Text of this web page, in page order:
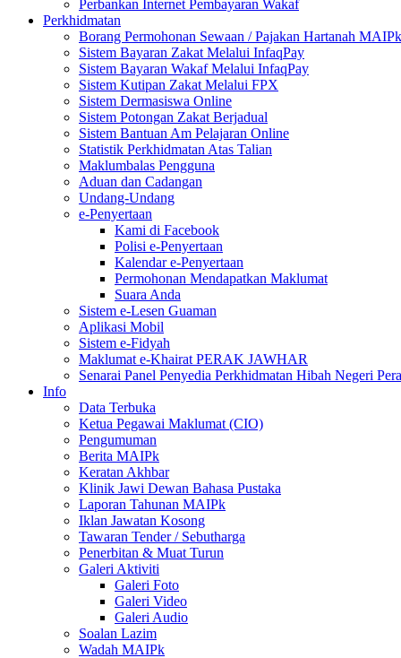
Perbankan Internet Pembayaran Wakaf
Perkhidmatan
Borang Permohonan Sewaan / Pajakan Hartanah MAIPk
Sistem Bayaran Zakat Melalui InfaqPay
Sistem Bayaran Wakaf Melalui InfaqPay
Sistem Kutipan Zakat Melalui FPX
Sistem Dermasiswa Online
Sistem Potongan Zakat Berjadual
Sistem Bantuan Am Pelajaran Online
Statistik Perkhidmatan Atas Talian
Maklumbalas Pengguna
Aduan dan Cadangan
Undang-Undang
e-Penyertaan
Kami di Facebook
Polisi e-Penyertaan
Kalendar e-Penyertaan
Permohonan Mendapatkan Maklumat
Suara Anda
Sistem e-Lesen Guaman
Aplikasi Mobil
Sistem e-Fidyah
Maklumat e-Khairat PERAK JAWHAR
Senarai Panel Penyedia Perkhidmatan Hibah Negeri
Info
Data Terbuka
Ketua Pegawai Maklumat (CIO)
Pengumuman
Berita MAIPk
Keratan Akhbar
Klinik Jawi Dewan Bahasa Pustaka
Laporan Tahunan MAIPk
Iklan Jawatan Kosong
Tawaran Tender / Sebutharga
Penerbitan & Muat Turun
Galeri Aktiviti
Galeri Foto
Galeri Video
Galeri Audio
Soalan Lazim
Wadah MAIPk